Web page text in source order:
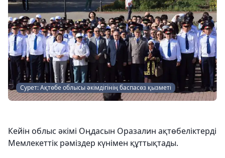
Сурет: Ақтөбе облысы әкімдігінің баспасөз қызметі
Кейін облыс әкімі Оңдасын Оразалин ақтөбеліктерді
Мемлекеттік рәміздер күнімен құттықтады.